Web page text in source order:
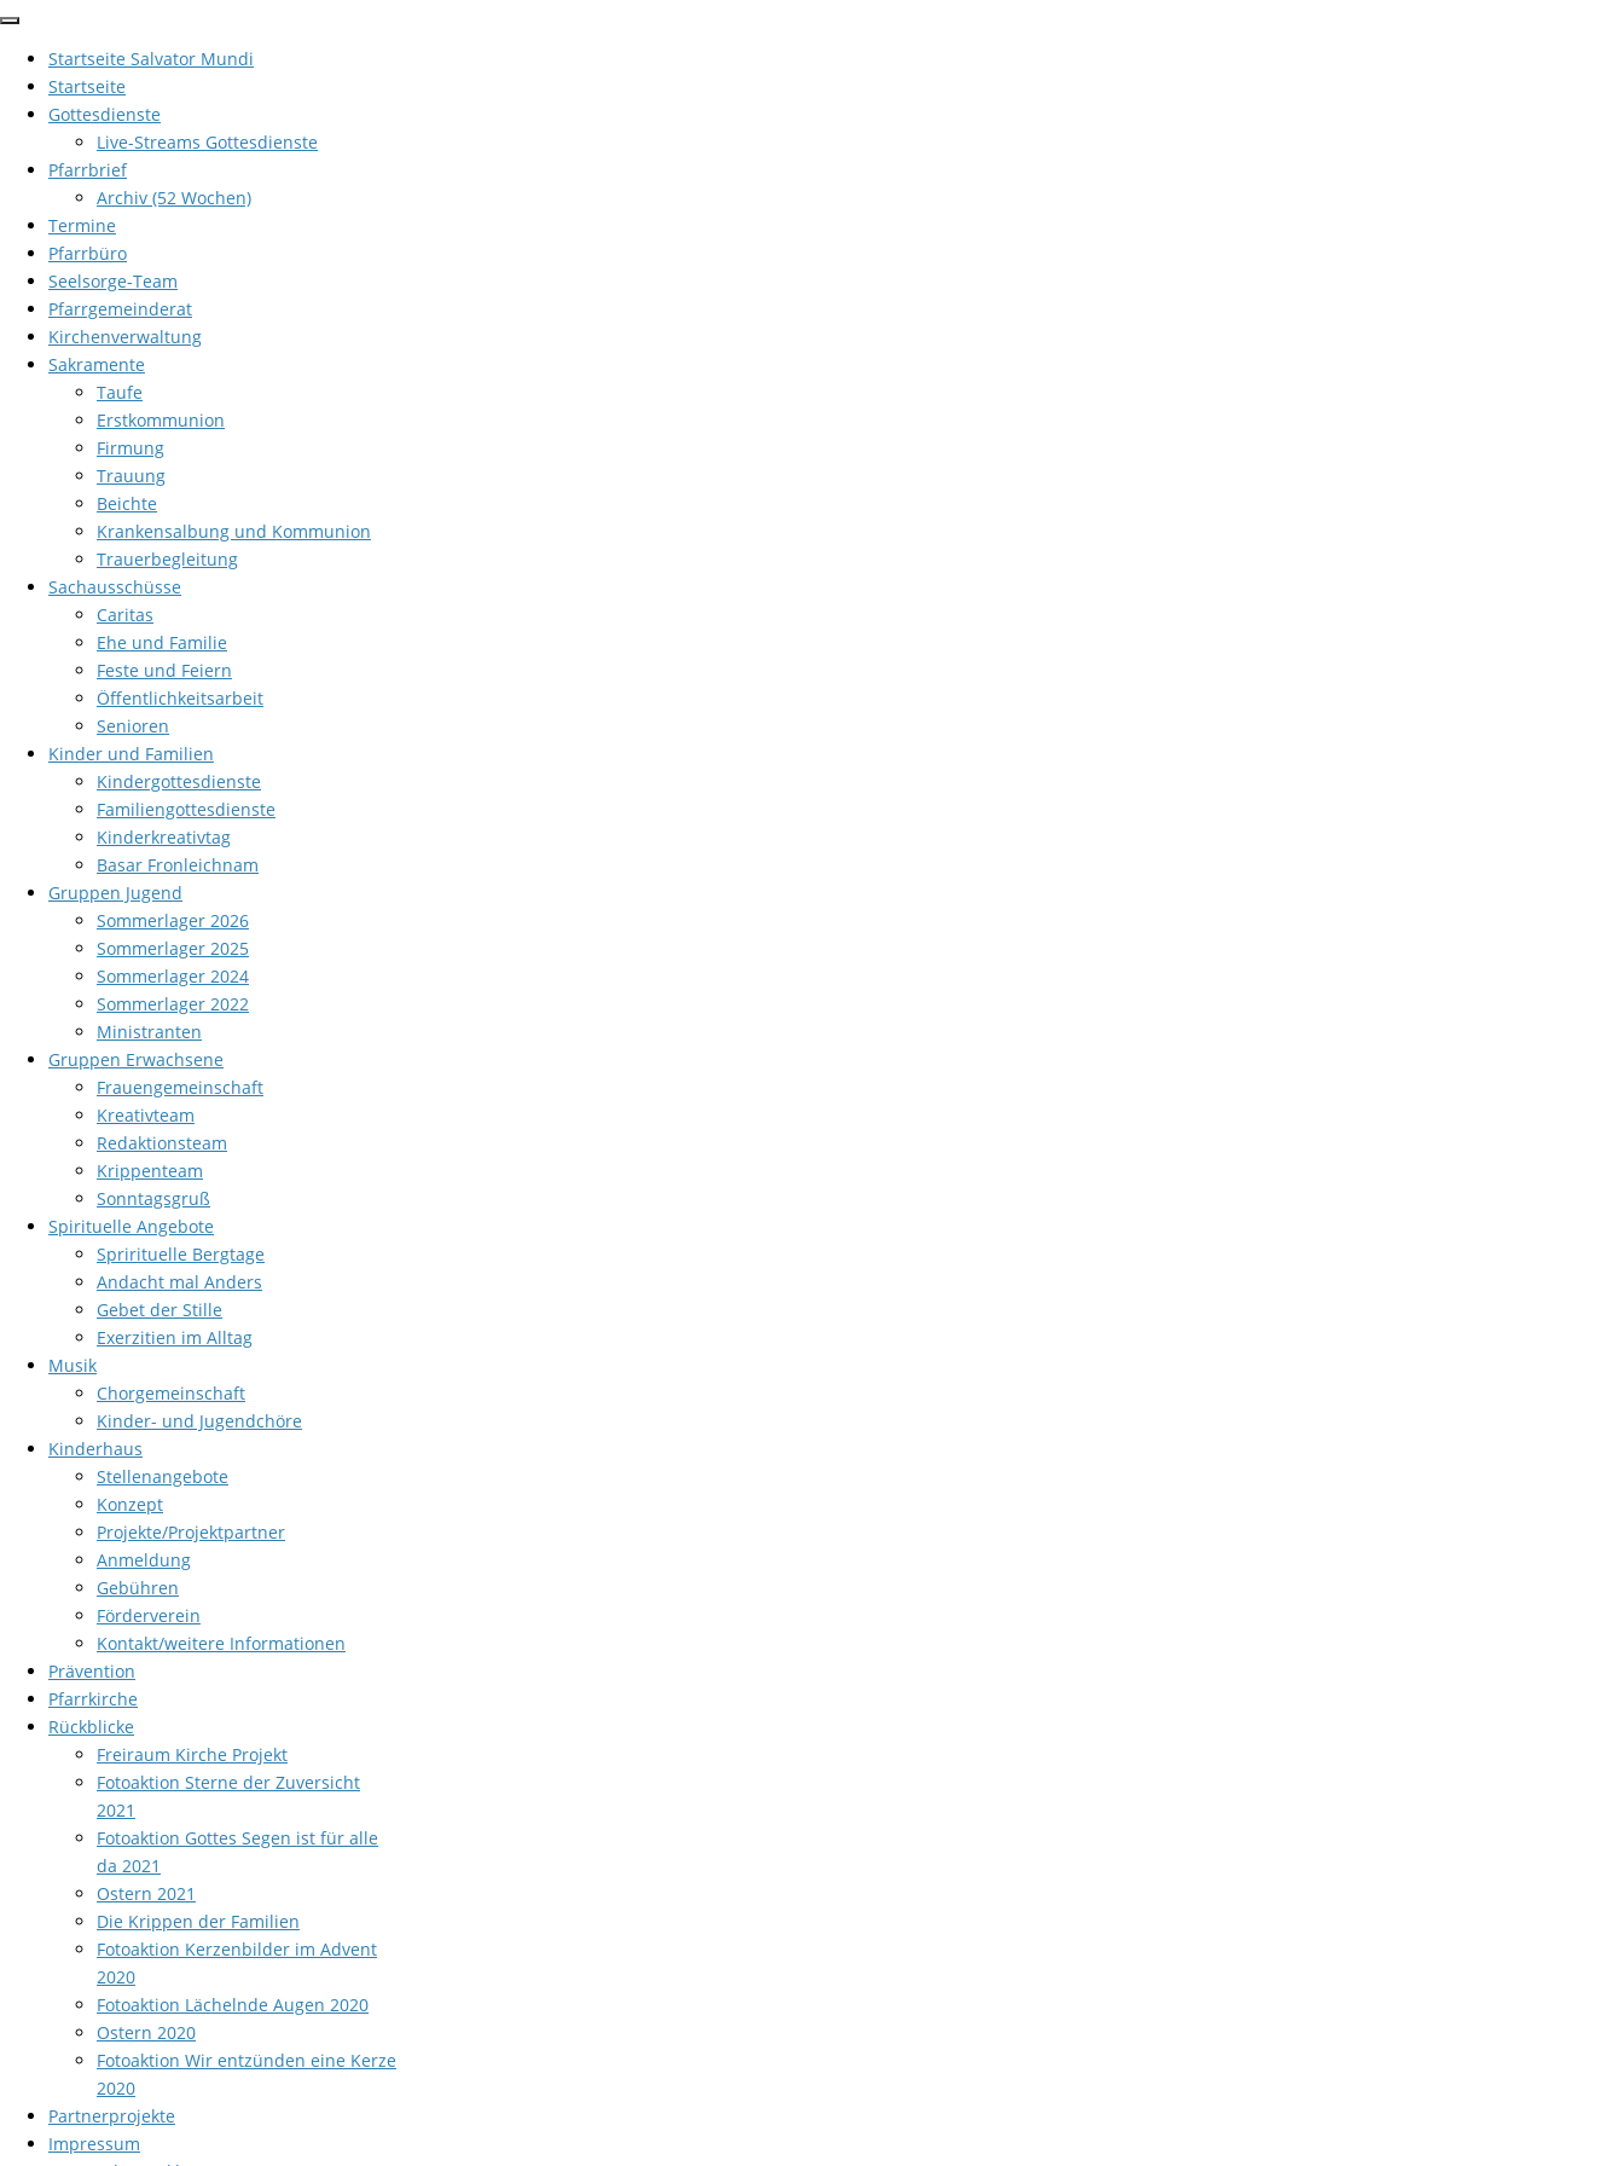
Zum
springenStartseite Salvator Mundi
Startseite
Gottesdienste
Live-Streams Gottesdienste
Pfarrbrief
Archiv (52 Wochen)
Termine
Pfarrbüro
Seelsorge-Team
Pfarrgemeinderat
Kirchenverwaltung
Sakramente
Taufe
Erstkommunion
Firmung
Trauung
Beichte
Krankensalbung und Kommunion
Trauerbegleitung
Sachausschüsse
Caritas
Ehe und Familie
Feste und Feiern
Öffentlichkeitsarbeit
Senioren
Kinder und Familien
Kindergottesdienste
Familiengottesdienste
Kinderkreativtag
Basar Fronleichnam
Gruppen Jugend
Sommerlager 2026
Sommerlager 2025
Sommerlager 2024
Sommerlager 2022
Ministranten
Gruppen Erwachsene
Frauengemeinschaft
Kreativteam
Redaktionsteam
Krippenteam
Sonntagsgruß
Spirituelle Angebote
Sprirituelle Bergtage
Andacht mal Anders
Gebet der Stille
Exerzitien im Alltag
Musik
Chorgemeinschaft
Kinder- und Jugendchöre
Kinderhaus
Stellenangebote
Konzept
Projekte/Projektpartner
Anmeldung
Gebühren
Förderverein
Kontakt/weitere Informationen
Prävention
Pfarrkirche
Rückblicke
Freiraum Kirche Projekt
Fotoaktion Sterne der Zuversicht
2021
Fotoaktion Gottes Segen ist für alle
da 2021
Ostern 2021
Die Krippen der Familien
Fotoaktion Kerzenbilder im Advent
2020
Fotoaktion Lächelnde Augen 2020
Ostern 2020
Fotoaktion Wir entzünden eine Kerze
2020
Partnerprojekte
Impressum